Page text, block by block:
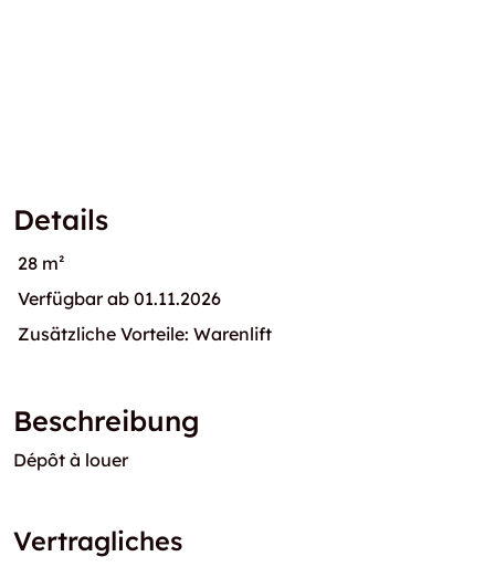
Details
28 m²
Verfügbar ab 01.11.2026
Zusätzliche Vorteile: Warenlift
Beschreibung
Dépôt à louer
Vertragliches